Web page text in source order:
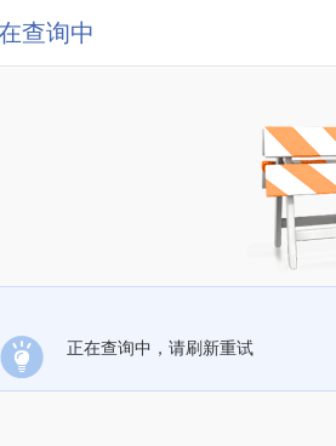
查询中
正在查询中，请刷新重试